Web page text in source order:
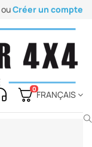
ouCréer un compte
0
FRANÇAIS